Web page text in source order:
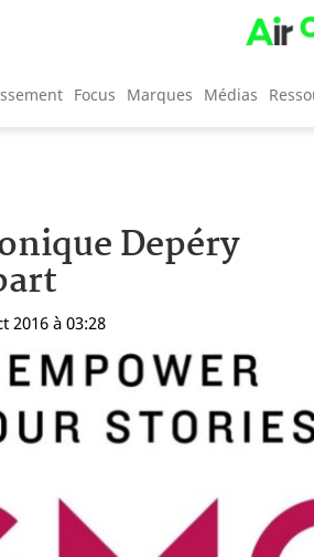
Focus Marques Médias
Depéry
2016 à 03:28